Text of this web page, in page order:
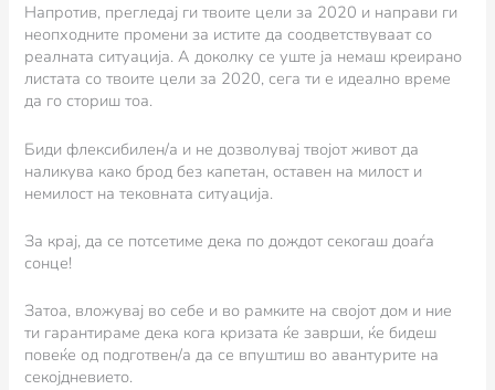
Напротив, прегледај ги твоите цели за 2020 и направи ги
неопходните промени за истите да соодветствуваат со
реалната ситуација. А доколку се уште ја немаш креирано
листата со твоите цели за 2020, сега ти е идеално време
да го сториш тоа.
Биди флексибилен/а и не дозволувај твојот живот да
наликува како брод без капетан, оставен на милост и
немилост на тековната ситуација.
За крај, да се потсетиме дека по дождот секогаш доаѓа
сонце!
Затоа, вложувај во себе и во рамките на својот дом и ние
ти гарантираме дека кога кризата ќе заврши, ќе бидеш
повеќе од подготвен/а да се впуштиш во авантурите на
секојдневието.